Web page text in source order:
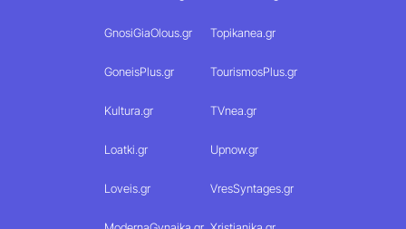
GnosiGiaOlous.gr Topikanea.gr
GoneisPlus.gr TourismosPlus.gr
Kultura.gr TVnea.gr
Loatki.gr Upnow.gr
Loveis.gr VresSyntages.gr